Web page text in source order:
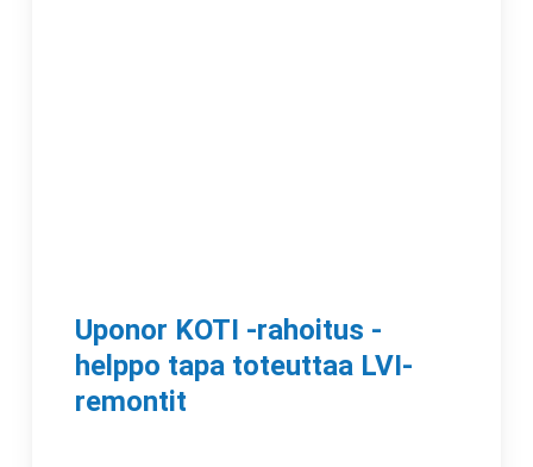
Uponor KOTI -rahoitus -
helppo tapa toteuttaa LVI-
remontit